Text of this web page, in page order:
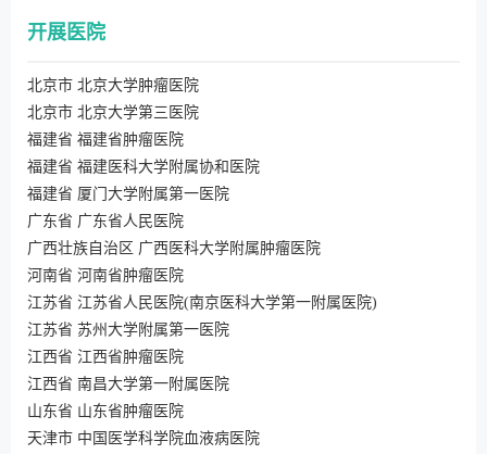
开展医院
北京市 北京大学肿瘤医院
北京市 北京大学第三医院
福建省 福建省肿瘤医院
福建省 福建医科大学附属协和医院
福建省 厦门大学附属第一医院
广东省 广东省人民医院
广西壮族自治区 广西医科大学附属肿瘤医院
河南省 河南省肿瘤医院
江苏省 江苏省人民医院(南京医科大学第一附属医院)
江苏省 苏州大学附属第一医院
江西省 江西省肿瘤医院
江西省 南昌大学第一附属医院
山东省 山东省肿瘤医院
天津市 中国医学科学院血液病医院